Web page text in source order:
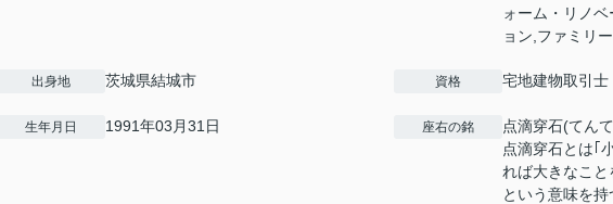
ォーム・リノ
ョン,ファミリ
出身地 茨城県結城市 資格 宅地建物取引士
生年月日 1991年03月31日 座右の銘
点滴穿石(てん
点滴穿石とは｢
れば大きなこと
という意味を持